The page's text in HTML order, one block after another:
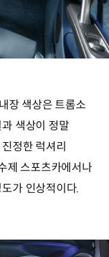
장 색상은 트롬소
색상이 정말
정한 럭셔리
제 스포츠카에서나
가 인상적이다.